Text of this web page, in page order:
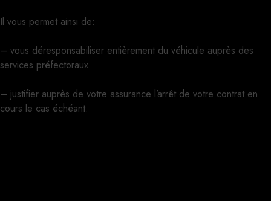
Il vous permet ainsi de:
– vous déresponsabiliser entièrement du véhicule auprès des
services préfectoraux.
– justifier auprès de votre assurance l’arrêt de votre contrat en
cours le cas échéant.